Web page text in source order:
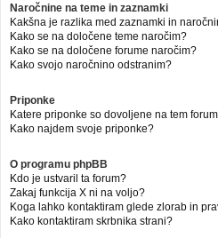
Naročnine na teme in zaznamki
Kakšna je razlika med zaznamki in
Kako se na določene teme naročim?
Kako se na določene forume naročim?
Kako svojo naročnino odstranim?
Priponke
Katere priponke so dovoljene na tem
Kako najdem svoje priponke?
O programu phpBB
Kdo je ustvaril ta forum?
Zakaj funkcija X ni na voljo?
Koga lahko kontaktiram glede zlorab in
Kako kontaktiram skrbnika strani?